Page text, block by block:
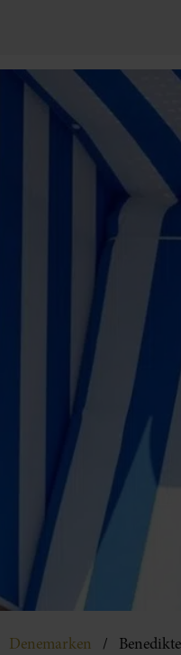
Denemarken